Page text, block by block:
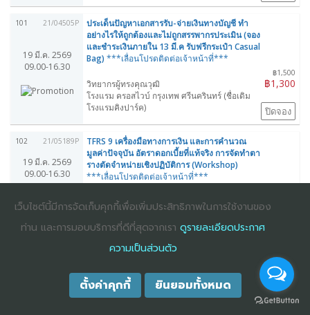
101 21/04505P
19 มี.ค. 2569
09.00-16.30
ประเด็นปัญหาเอกสารรับ-จ่ายเงินทางบัญชี ทำ
อย่างไรให้ถูกต้องและไม่ถูกสรรพากรประเมิน (จอง
และชำระเงินภายใน 13 มี.ค รับฟรีกระเป๋า Casual
Bag) ***เลื่อนโปรดติดต่อเจ้าหน้าที่***
฿1,500
฿1,300
วิทยากรผู้ทรงคุณวุฒิ
โรงแรม ครอสไวบ์ กรุงเทพ ศรีนครินทร์ (ชื่อเดิม
โรงแรมคิงปาร์ค)
ปิดจอง
102 21/05189P
19 มี.ค. 2569
09.00-16.30
TFRS 9 เครื่องมือทางการเงิน และการคำนวณ
มูลค่าปัจจุบัน อัตราดอกเบี้ยที่แท้จริง การจัดทำตา
รางตัดจำหน่ายเชิงปฏิบัติการ (Workshop)
***เลื่อนโปรดติดต่อเจ้าหน้าที่***
ดร.พรพรรณ ดำรงค์สุขนิวัฒน์
โรงแรม จุบีลี เพรสทีจน์ รัชดาภิเษก
19 มี.ค. 2569
การออกแบบ Training Roadmap เพื่อพัฒนา
฿4,900
฿4,200
ดร.อาภรณ์ ภู่วิทยพันธุ์
โรงแรมโฟร์พอยท์ส บาย เชอราตัน กรุงเทพฯ
เว็บไซต์นี้มีการจัดเก็บคุกกี้เพื่อเพิ่มประสิทธิภาพในการใช้งานของ
ท่าน และการมอบบริการที่ดีที่สุดจากเรา ดูรายละเอียดประกาศ
ความเป็นส่วนตัว
ตั้งค่าคุกกี้ ยินยอมทั้งหมด